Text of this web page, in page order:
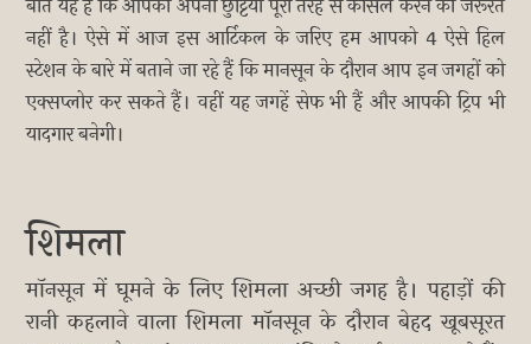
बात यह है कि आपको अपनी छुट्टियां पूरी तरह से कैंसिल करने की जरूरत
नहीं है। ऐसे में आज इस आर्टिकल के जरिए हम आपको 4 ऐसे हिल
स्टेशन के बारे में बताने जा रहे हैं कि मानसून के दौरान आप इन जगहों को
एक्सप्लोर कर सकते हैं। वहीं यह जगहें सेफ भी हैं और आपकी ट्रिप भी
यादगार बनेगी।
शिमला
मॉनसून में घूमने के लिए शिमला अच्छी जगह है। पहाड़ों की
रानी कहलाने वाला शिमला मॉनसून के दौरान बेहद खूबसूरत